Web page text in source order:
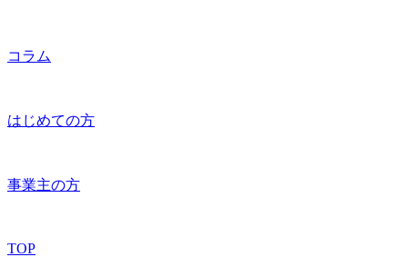
コラム
はじめての方
事業主の方
TOP